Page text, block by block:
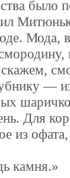
было
Мода,
—
Для
из
камня.